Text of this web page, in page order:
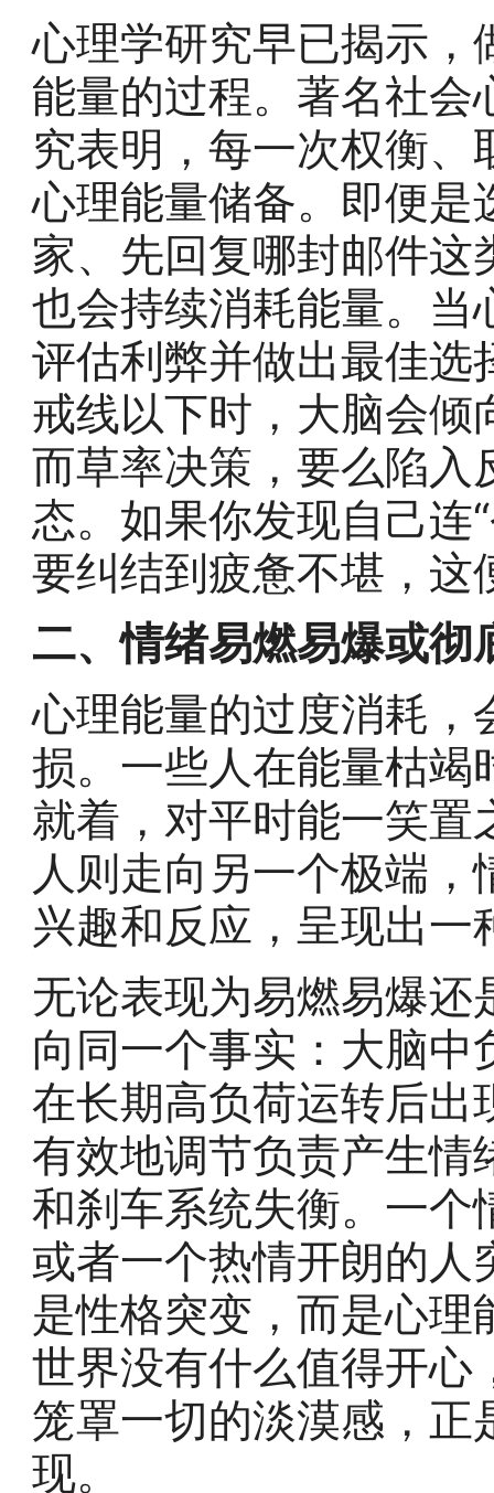
心理学研究早已揭示
能量的过程。著名社会
究表明，每一次权衡
心理能量储备。即便
家、先回复哪封邮件
也会持续消耗能量。
评估利弊并做出最佳
戒线以下时，大脑会
而草率决策，要么陷
态。如果你发现自己连
要纠结到疲惫不堪，
二、情绪易燃易爆或彻
心理能量的过度消耗
损。一些人在能量枯
就着，对平时能一笑
人则走向另一个极端
兴趣和反应，呈现出一
无论表现为易燃易爆
向同一个事实：大脑
在长期高负荷运转后
有效地调节负责产生
和刹车系统失衡。一
或者一个热情开朗的
是性格突变，而是心
世界没有什么值得开
笼罩一切的淡漠感，
现。